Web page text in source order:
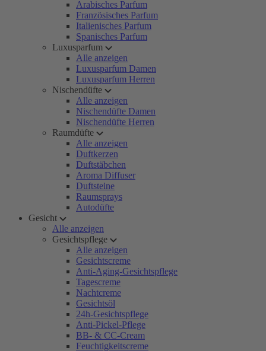
Arabisches Parfum
Französisches Parfum
Italienisches Parfum
Spanisches Parfum
Luxusparfum
Alle anzeigen
Luxusparfum Damen
Luxusparfum Herren
Nischendüfte
Alle anzeigen
Nischendüfte Damen
Nischendüfte Herren
Raumdüfte
Alle anzeigen
Duftkerzen
Duftstäbchen
Aroma Diffuser
Duftsteine
Raumsprays
Autodüfte
Gesicht
Alle anzeigen
Gesichtspflege
Alle anzeigen
Gesichtscreme
Anti-Aging-Gesichtspflege
Tagescreme
Nachtcreme
Gesichtsöl
24h-Gesichtspflege
Anti-Pickel-Pflege
BB- & CC-Cream
Feuchtigkeitscreme